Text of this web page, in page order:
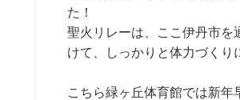
た！
聖火リレーは、ここ伊丹市を
けて、しっかりと体力づくり
こちら緑ヶ丘体育館では新年